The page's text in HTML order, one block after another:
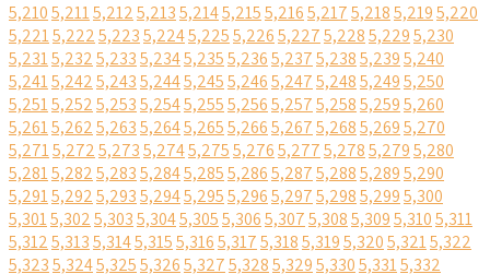
5,2105,2115,2125,2135,2145,2155,2165,2175,2185,2195,220
5,2215,2225,2235,2245,2255,2265,2275,2285,2295,230
5,2315,2325,2335,2345,2355,2365,2375,2385,2395,240
5,2415,2425,2435,2445,2455,2465,2475,2485,2495,250
5,2515,2525,2535,2545,2555,2565,2575,2585,2595,260
5,2615,2625,2635,2645,2655,2665,2675,2685,2695,270
5,2715,2725,2735,2745,2755,2765,2775,2785,2795,280
5,2815,2825,2835,2845,2855,2865,2875,2885,2895,290
5,2915,2925,2935,2945,2955,2965,2975,2985,2995,300
5,3015,3025,3035,3045,3055,3065,3075,3085,3095,3105,311
5,3125,3135,3145,3155,3165,3175,3185,3195,3205,3215,322
5,3235,3245,3255,3265,3275,3285,3295,3305,3315,332